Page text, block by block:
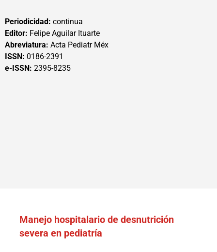
Periodicidad: continua
Editor: Felipe Aguilar Ituarte
Abreviatura: Acta Pediatr Méx
ISSN: 0186-2391
e-ISSN: 2395-8235
Manejo hospitalario de desnutrición
severa en pediatría